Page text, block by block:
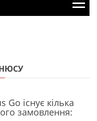
Go існує кілька
замовлення: